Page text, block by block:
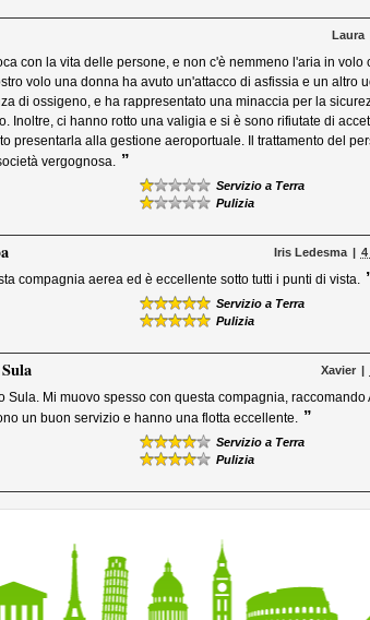
Laura
con la vita delle persone, e non c'è nemmeno l'aria in volo
volo una donna ha avuto un'attacco di asfissia e un altro
di ossigeno, e ha rappresentato una minaccia per la
Inoltre, ci hanno rotto una valigia e si è sono rifiutate di
presentarla alla gestione aeroportuale. Il trattamento del
vergognosa. ”
Servizio a Terra
Pulizia
Iris Ledesma 4
compagnia aerea ed è eccellente sotto tutti i punti di vista.
Servizio a Terra
Pulizia
Xavier
Sula. Mi muovo spesso con questa compagnia, raccomando
un buon servizio e hanno una flotta eccellente. ”
Servizio a Terra
Pulizia